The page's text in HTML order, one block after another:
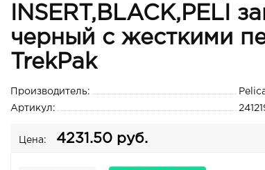
INSERT,BLACK,PELI
черный с жесткими
TrekPak
Производитель:
Артикул:
Цена: 4231.50 руб.